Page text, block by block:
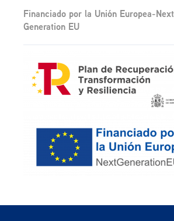
Financiado por la Unión Europea-Next
Generation EU